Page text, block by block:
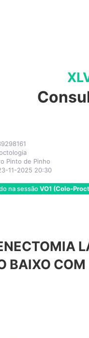
Pinto de Pinho
11-2025 20:30
na sessãoVO1 (Colo-
BAIXO